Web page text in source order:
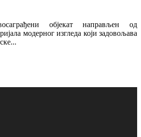
објекат направљен од
модерног изгледа који задовољава